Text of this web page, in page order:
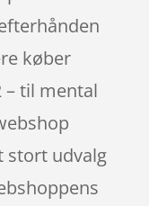
køber
– til mental
stort udvalg